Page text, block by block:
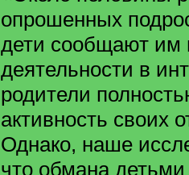
опрошенных
дети сообщают им
деятельности в
родители
активность своих
Однако, наше
что обмана